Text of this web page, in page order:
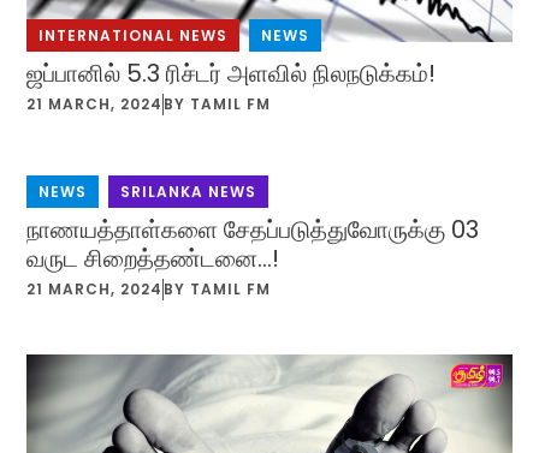
INTERNATIONAL NEWS , NEWS
ஜப்பானில் 5.3 ரிச்டர் அளவில் நிலநடுக்கம்!
21 MARCH, 2024 BY TAMIL FM
NEWS SRILANKA NEWS
நாணயத்தாள்களை சேதப்படுத்துவோருக்கு 03
வருட சிறைத்தண்டனை…!
21 MARCH, 2024 BY TAMIL FM